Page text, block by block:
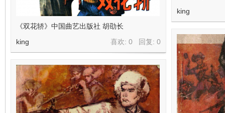
king
《双花轿》中国曲艺出版社 胡劭长
喜欢: 0 回复: 0
king